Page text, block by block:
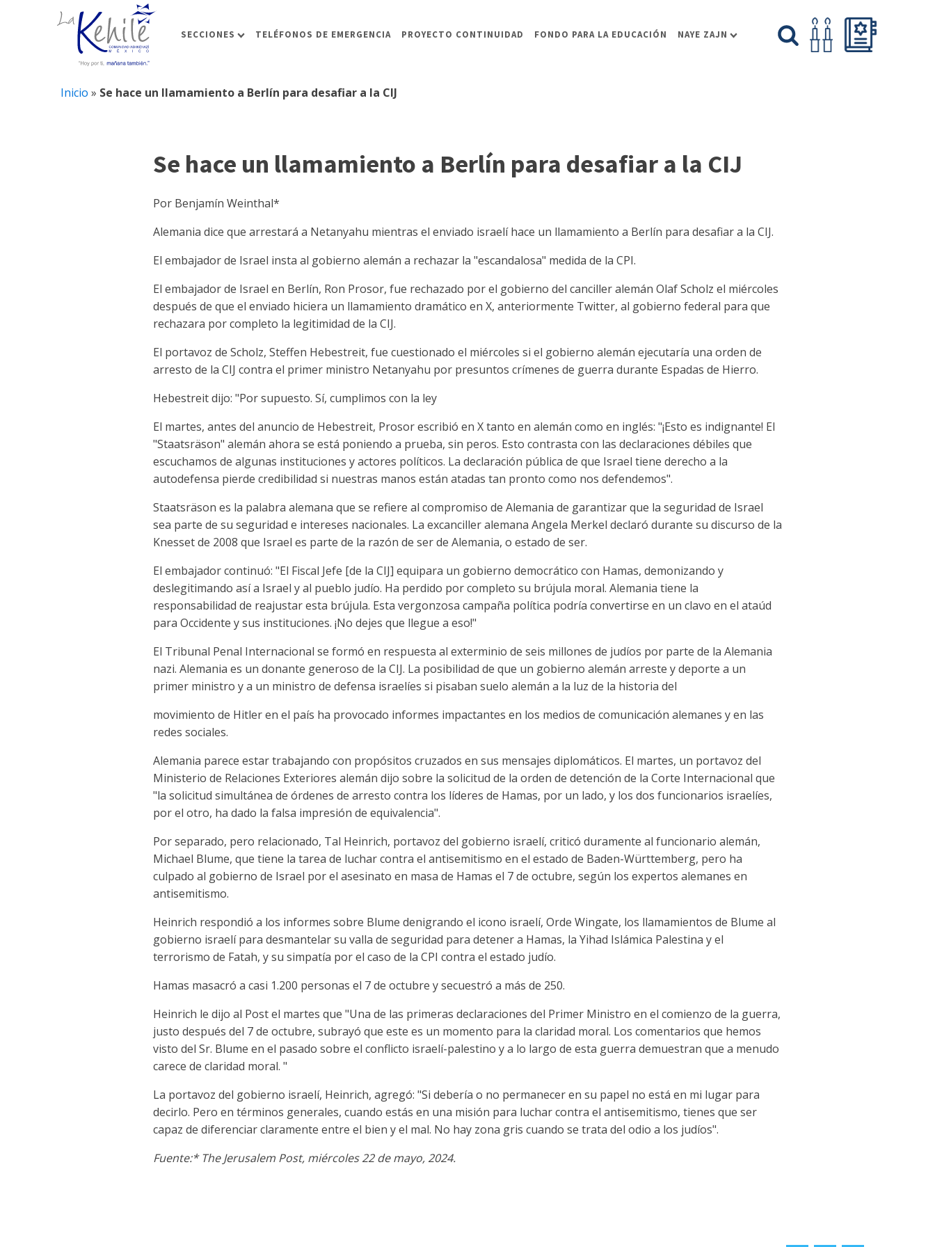
SECCIONES TELÉFONOS DE EMERGENCIA PROYECTO CONTINUIDAD FONDO PARA LA EDUCACIÓN NAYE ZAJN
Inicio » Se hace un llamamiento a Berlín para desafiar a la CIJ
Se hace un llamamiento a Berlín para desafiar a la CIJ
Por Benjamín Weinthal*
Alemania dice que arrestará a Netanyahu mientras el enviado israelí hace un llamamiento a Berlín para desafiar a la CIJ.
El embajador de Israel insta al gobierno alemán a rechazar la "escandalosa" medida de la CPI.
El embajador de Israel en Berlín, Ron Prosor, fue rechazado por el gobierno del canciller alemán Olaf Scholz el miércoles
después de que el enviado hiciera un llamamiento dramático en X, anteriormente Twitter, al gobierno federal para que
rechazara por completo la legitimidad de la CIJ.
El portavoz de Scholz, Steffen Hebestreit, fue cuestionado el miércoles si el gobierno alemán ejecutaría una orden de
arresto de la CIJ contra el primer ministro Netanyahu por presuntos crímenes de guerra durante Espadas de Hierro.
Hebestreit dijo: "Por supuesto. Sí, cumplimos con la ley
El martes, antes del anuncio de Hebestreit, Prosor escribió en X tanto en alemán como en inglés: "¡Esto es indignante! El
"Staatsräson" alemán ahora se está poniendo a prueba, sin peros. Esto contrasta con las declaraciones débiles que
escuchamos de algunas instituciones y actores políticos. La declaración pública de que Israel tiene derecho a la
autodefensa pierde credibilidad si nuestras manos están atadas tan pronto como nos defendemos".
Staatsräson es la palabra alemana que se refiere al compromiso de Alemania de garantizar que la seguridad de Israel
sea parte de su seguridad e intereses nacionales. La excanciller alemana Angela Merkel declaró durante su discurso de la
Knesset de 2008 que Israel es parte de la razón de ser de Alemania, o estado de ser.
El embajador continuó: "El Fiscal Jefe [de la CIJ] equipara un gobierno democrático con Hamas, demonizando y
deslegitimando así a Israel y al pueblo judío. Ha perdido por completo su brújula moral. Alemania tiene la
responsabilidad de reajustar esta brújula. Esta vergonzosa campaña política podría convertirse en un clavo en el ataúd
para Occidente y sus instituciones. ¡No dejes que llegue a eso!"
El Tribunal Penal Internacional se formó en respuesta al exterminio de seis millones de judíos por parte de la Alemania
nazi. Alemania es un donante generoso de la CIJ. La posibilidad de que un gobierno alemán arreste y deporte a un
primer ministro y a un ministro de defensa israelíes si pisaban suelo alemán a la luz de la historia del
movimiento de Hitler en el país ha provocado informes impactantes en los medios de comunicación alemanes y en las
redes sociales.
Alemania parece estar trabajando con propósitos cruzados en sus mensajes diplomáticos. El martes, un portavoz del
Ministerio de Relaciones Exteriores alemán dijo sobre la solicitud de la orden de detención de la Corte Internacional que
"la solicitud simultánea de órdenes de arresto contra los líderes de Hamas, por un lado, y los dos funcionarios israelíes,
por el otro, ha dado la falsa impresión de equivalencia".
Por separado, pero relacionado, Tal Heinrich, portavoz del gobierno israelí, criticó duramente al funcionario alemán,
Michael Blume, que tiene la tarea de luchar contra el antisemitismo en el estado de Baden-Württemberg, pero ha
culpado al gobierno de Israel por el asesinato en masa de Hamas el 7 de octubre, según los expertos alemanes en
antisemitismo.
Heinrich respondió a los informes sobre Blume denigrando el icono israelí, Orde Wingate, los llamamientos de Blume al
gobierno israelí para desmantelar su valla de seguridad para detener a Hamas, la Yihad Islámica Palestina y el
terrorismo de Fatah, y su simpatía por el caso de la CPI contra el estado judío.
Hamas masacró a casi 1.200 personas el 7 de octubre y secuestró a más de 250.
Heinrich le dijo al Post el martes que "Una de las primeras declaraciones del Primer Ministro en el comienzo de la guerra,
justo después del 7 de octubre, subrayó que este es un momento para la claridad moral. Los comentarios que hemos
visto del Sr. Blume en el pasado sobre el conflicto israelí-palestino y a lo largo de esta guerra demuestran que a menudo
carece de claridad moral. "
La portavoz del gobierno israelí, Heinrich, agregó: "Si debería o no permanecer en su papel no está en mi lugar para
decirlo. Pero en términos generales, cuando estás en una misión para luchar contra el antisemitismo, tienes que ser
capaz de diferenciar claramente entre el bien y el mal. No hay zona gris cuando se trata del odio a los judíos".
Fuente:* The Jerusalem Post, miércoles 22 de mayo, 2024.